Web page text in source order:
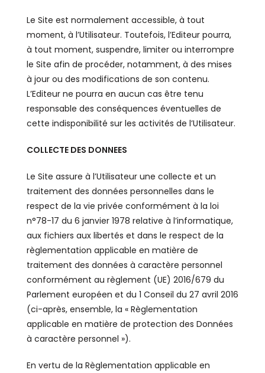
Le Site est normalement accessible, à tout
moment, à l’Utilisateur. Toutefois, l’Editeur pourra,
à tout moment, suspendre, limiter ou interrompre
le Site afin de procéder, notamment, à des mises
à jour ou des modifications de son contenu.
L’Editeur ne pourra en aucun cas être tenu
responsable des conséquences éventuelles de
cette indisponibilité sur les activités de l’Utilisateur.
COLLECTE DES DONNEES
Le Site assure à l’Utilisateur une collecte et un
traitement des données personnelles dans le
respect de la vie privée conformément à la loi
n°78-17 du 6 janvier 1978 relative à l’informatique,
aux fichiers aux libertés et dans le respect de la
règlementation applicable en matière de
traitement des données à caractère personnel
conformément au règlement (UE) 2016/679 du
Parlement européen et du 1 Conseil du 27 avril 2016
(ci-après, ensemble, la « Règlementation
applicable en matière de protection des Données
à caractère personnel »).
En vertu de la Règlementation applicable en